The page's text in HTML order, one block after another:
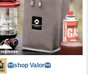
🦁shop Valor🦁